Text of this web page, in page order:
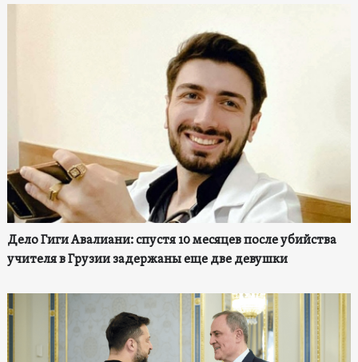
Дело Гиги Авалиани: спустя 10 месяцев после убийства
учителя в Грузии задержаны еще две девушки